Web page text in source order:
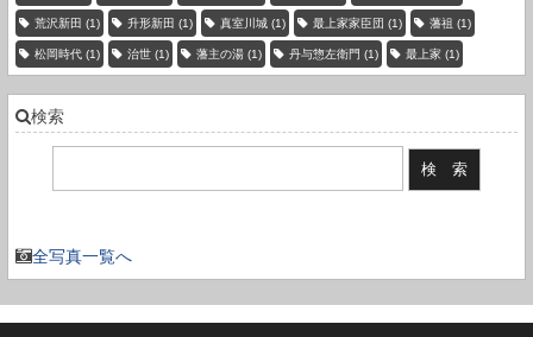
荒沢新田 (1) 升形新田 (1) 真室川城 (1) 最上家家臣団 (1) 藩祖 (1)
松岡時代 (1) 治世 (1) 藩主の湯 (1) 丹与惣左衛門 (1) 最上家 (1)
検索
全写真一覧へ